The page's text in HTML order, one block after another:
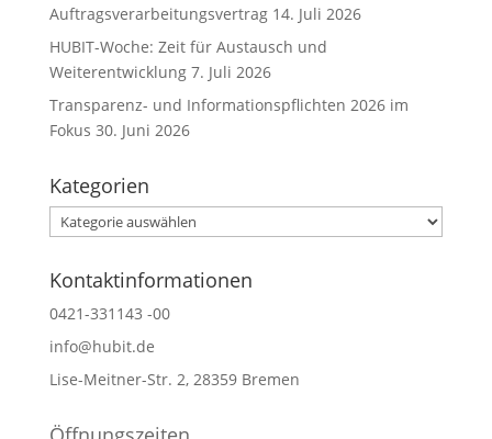
Auftragsverarbeitungsvertrag 14. Juli 2026
HUBIT-Woche: Zeit für Austausch und
Weiterentwicklung 7. Juli 2026
Transparenz- und Informationspflichten 2026 im
Fokus 30. Juni 2026
Kategorien
Kategorien
Kontaktinformationen
0421-331143 -00
info@hubit.de
Lise-Meitner-Str. 2, 28359 Bremen